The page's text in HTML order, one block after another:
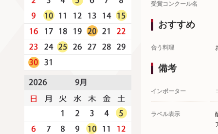
受賞コンクール名
おすすめ
合う料理
備考
インポーター
ラベル表示